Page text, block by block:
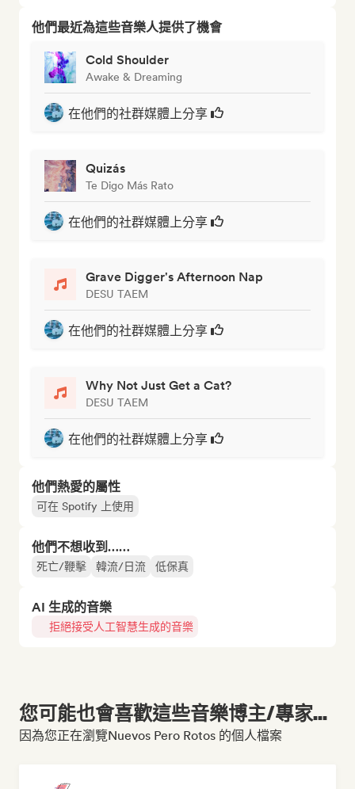
他們最近為這些音樂人提供了機會
Cold Shoulder
Awake & Dreaming
在他們的社群媒體上分享
Quizás
Te Digo Más Rato
在他們的社群媒體上分享
Grave Digger's Afternoon Nap
DESU TAEM
在他們的社群媒體上分享
Why Not Just Get a Cat?
DESU TAEM
在他們的社群媒體上分享
他們熱愛的屬性
可在 Spotify 上使用
他們不想收到……
死亡/鞭擊 韓流/日流 低保真
AI 生成的音樂
拒絕接受人工智慧生成的音樂
您可能也會喜歡這些音樂博主/專家...
因為您正在瀏覽Nuevos Pero Rotos 的個人檔案